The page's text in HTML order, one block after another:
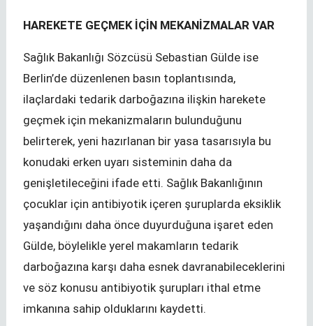
HAREKETE GEÇMEK İÇİN MEKANİZMALAR VAR
Sağlık Bakanlığı Sözcüsü Sebastian Gülde ise
Berlin’de düzenlenen basın toplantısında,
ilaçlardaki tedarik darboğazına ilişkin harekete
geçmek için mekanizmaların bulunduğunu
belirterek, yeni hazırlanan bir yasa tasarısıyla bu
konudaki erken uyarı sisteminin daha da
genişletileceğini ifade etti. Sağlık Bakanlığının
çocuklar için antibiyotik içeren şuruplarda eksiklik
yaşandığını daha önce duyurduğuna işaret eden
Gülde, böylelikle yerel makamların tedarik
darboğazına karşı daha esnek davranabileceklerini
ve söz konusu antibiyotik şurupları ithal etme
imkanına sahip olduklarını kaydetti.